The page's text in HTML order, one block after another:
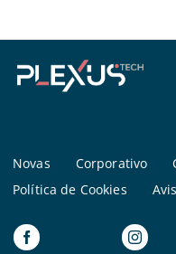
Novas Corporativo
Política de Cookies